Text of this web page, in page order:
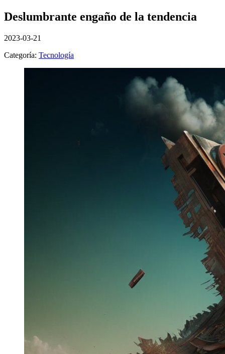
Deslumbrante engaño de la tendencia
2023-03-21
Categoría: Tecnología